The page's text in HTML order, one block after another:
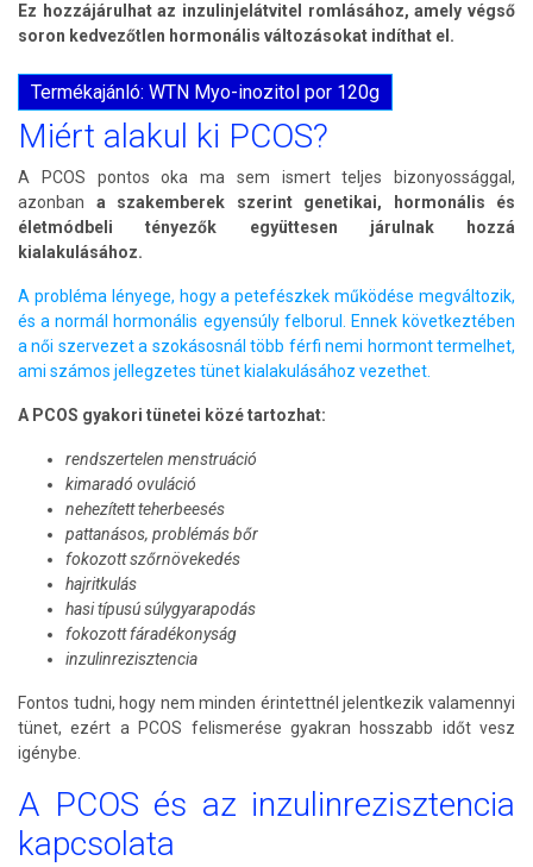
Ez hozzájárulhat az inzulinjelátvitel romlásához, amely végső
soron kedvezőtlen hormonális változásokat indíthat el.
Termékajánló: WTN Myo-inozitol por 120g
Miért alakul ki PCOS?
A PCOS pontos oka ma sem ismert teljes bizonyossággal,
azonban a szakemberek szerint genetikai, hormonális és
életmódbeli tényezők együttesen járulnak hozzá
kialakulásához.
A probléma lényege, hogy a petefészkek működése megváltozik,
és a normál hormonális egyensúly felborul. Ennek következtében
a női szervezet a szokásosnál több férfi nemi hormont termelhet,
ami számos jellegzetes tünet kialakulásához vezethet.
A PCOS gyakori tünetei közé tartozhat:
rendszertelen menstruáció
kimaradó ovuláció
nehezített teherbeesés
pattanásos, problémás bőr
fokozott szőrnövekedés
hajritkulás
hasi típusú súlygyarapodás
fokozott fáradékonyság
inzulinrezisztencia
Fontos tudni, hogy nem minden érintettnél jelentkezik valamennyi
tünet, ezért a PCOS felismerése gyakran hosszabb időt vesz
igénybe.
A PCOS és az inzulinrezisztencia
kapcsolata